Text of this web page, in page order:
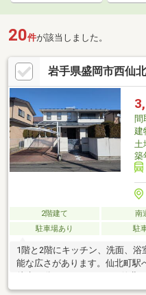
20件が該当しました。
岩手県盛岡市西仙
間
建
土
築
2階建て 南
駐車場あり
駐
1階と2階にキッチン、洗面、
能な広さがあります。仙北町駅
設等が充実した物件です。